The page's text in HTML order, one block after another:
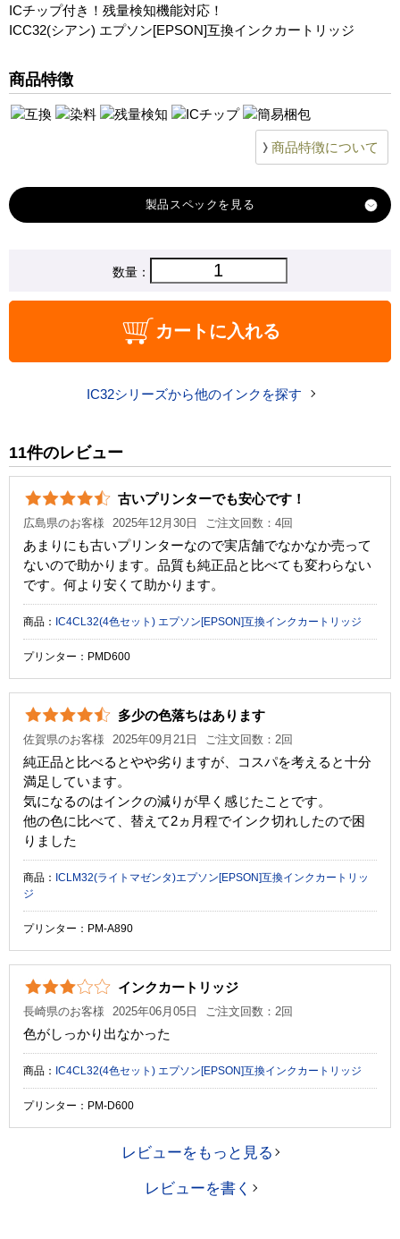
PM-D770
PM-D800
PM-G720
PM-G730
ICチップ付き！残量検知機能対応！
ICC32(シアン) エプソン[EPSON]互換インクカートリッジ
商品特徴
商品特徴について
製品スペック
エプソン
ICC32
640 円
カラー シアン
顔料・染料 染料
ICチップ あり
製品タイプ 互換インク
数量：
カートに入れる
IC32シリーズから他のインクを探す
11件のレビュー
古いプリンターでも安心です！
広島県のお客様 2025年12月30日 ご注文回数：4回
あまりにも古いプリンターなので実店舗でなかなか売って
ないので助かります。品質も純正品と比べても変わらない
です。何より安くて助かります。
商品： IC4CL32(4色セット) エプソン[EPSON]互換インクカートリッジ
プリンター：PMD600
多少の色落ちはあります
佐賀県のお客様 2025年09月21日 ご注文回数：2回
純正品と比べるとやや劣りますが、コスパを考えると十分
満足しています。
気になるのはインクの減りが早く感じたことです。
他の色に比べて、替えて2ヵ月程でインク切れしたので困
りました
商品： ICLM32(ライトマゼンタ)エプソン[EPSON]互換インクカートリッ
ジ
プリンター：PM-A890
インクカートリッジ
長崎県のお客様 2025年06月05日 ご注文回数：2回
色がしっかり出なかった
商品： IC4CL32(4色セット) エプソン[EPSON]互換インクカートリッジ
プリンター：PM-D600
レビューをもっと見る
レビューを書く